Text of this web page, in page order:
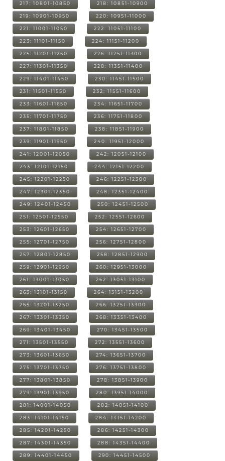
217: 10801-10850 218: 10851-10900
219: 10901-10950 220: 10951-11000
221: 11001-11050 222: 11051-11100
223: 11101-11150 224: 11151-11200
225: 11201-11250 226: 11251-11300
227: 11301-11350 228: 11351-11400
229: 11401-11450 230: 11451-11500
231: 11501-11550 232: 11551-11600
233: 11601-11650 234: 11651-11700
235: 11701-11750 236: 11751-11800
237: 11801-11850 238: 11851-11900
239: 11901-11950 240: 11951-12000
241: 12001-12050 242: 12051-12100
243: 12101-12150 244: 12151-12200
245: 12201-12250 246: 12251-12300
247: 12301-12350 248: 12351-12400
249: 12401-12450 250: 12451-12500
251: 12501-12550 252: 12551-12600
253: 12601-12650 254: 12651-12700
255: 12701-12750 256: 12751-12800
257: 12801-12850 258: 12851-12900
259: 12901-12950 260: 12951-13000
261: 13001-13050 262: 13051-13100
263: 13101-13150 264: 13151-13200
265: 13201-13250 266: 13251-13300
267: 13301-13350 268: 13351-13400
269: 13401-13450 270: 13451-13500
271: 13501-13550 272: 13551-13600
273: 13601-13650 274: 13651-13700
275: 13701-13750 276: 13751-13800
277: 13801-13850 278: 13851-13900
279: 13901-13950 280: 13951-14000
281: 14001-14050 282: 14051-14100
283: 14101-14150 284: 14151-14200
285: 14201-14250 286: 14251-14300
287: 14301-14350 288: 14351-14400
289: 14401-14450 290: 14451-14500